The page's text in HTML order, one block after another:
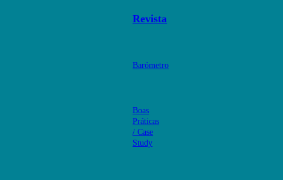
Revista
Barómetro
Boas
Práticas
/ Case
Study